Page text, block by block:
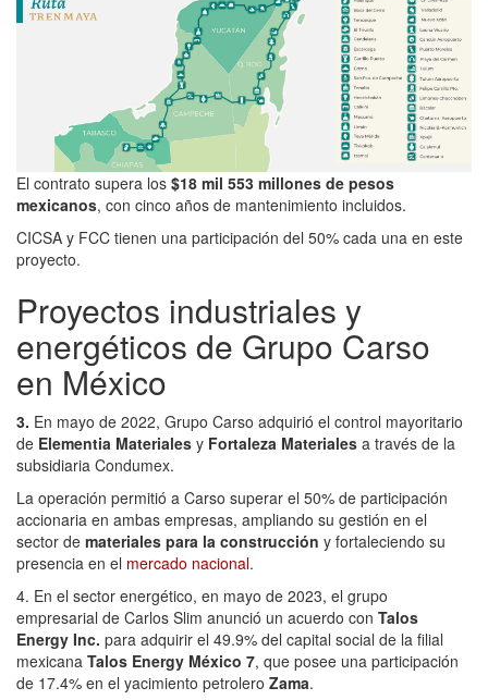
El contrato supera los $18 mil 553 millones de pesos
mexicanos, con cinco años de mantenimiento incluidos.
CICSA y FCC tienen una participación del 50% cada una en este
proyecto.
Proyectos industriales y
energéticos de Grupo Carso
en México
3. En mayo de 2022, Grupo Carso adquirió el control mayoritario
de Elementia Materiales y Fortaleza Materiales a través de la
subsidiaria Condumex.
La operación permitió a Carso superar el 50% de participación
accionaria en ambas empresas, ampliando su gestión en el
sector de materiales para la construcción y fortaleciendo su
presencia en el mercado nacional.
4. En el sector energético, en mayo de 2023, el grupo
empresarial de Carlos Slim anunció un acuerdo con Talos
Energy Inc. para adquirir el 49.9% del capital social de la filial
mexicana Talos Energy México 7, que posee una participación
de 17.4% en el yacimiento petrolero Zama.